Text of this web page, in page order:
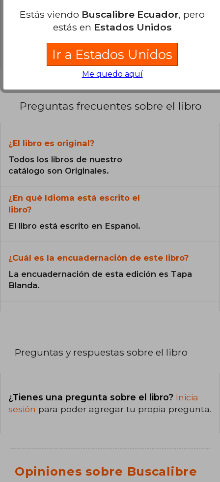
0% (0)
0% (0)
0% (0)
Preguntas frecuentes sobre el libro
¿El libro es original?
Todos los libros de nuestro
catálogo son Originales.
¿En qué Idioma está escrito el
libro?
El libro está escrito en Español.
¿Cuál es la encuadernación de este libro?
La encuadernación de esta edición es Tapa
Blanda.
Preguntas y respuestas sobre el libro
¿Tienes una pregunta sobre el libro? Inicia
sesión para poder agregar tu propia pregunta.
Opiniones sobre Buscalibre
Estás viendo Buscalibre Ecuador, pero
estás en Estados Unidos
Ir a Estados Unidos
Me quedo aquí